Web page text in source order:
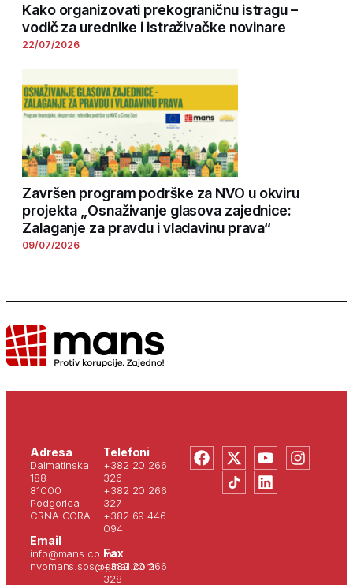
Kako organizovati prekograničnu istragu –
vodič za urednike i istraživačke novinare
22/07/2026
Završen program podrške za NVO u okviru
projekta „Osnaživanje glasova zajednice:
Zalaganje za pravdu i vladavinu prava“
09/07/2026
Adresa
Dalmatinska
188
81000
Podgorica
CRNA GORA
Email
info@mans.co.me
nvomans.sos@gmail.com
Telefoni
+382 20 266
326
+382 20 266
327
+382 69 446
094
Fax
+382 20 266
328